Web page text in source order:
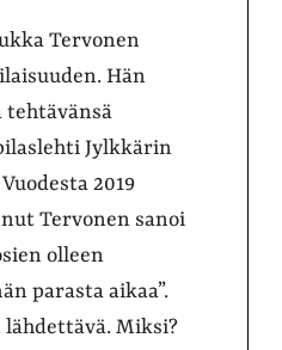
Tervonen
Hän
Jylkkärin
2019
Tervonen sanoi
olleen
parasta aikaa”.
Miksi?